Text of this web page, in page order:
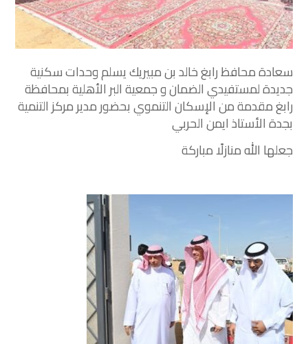
سعادة محافظ رابغ خالد بن مبيريك يسلم وحدات سكنية
جديدة لمستفيدي الضمان و ⁧‫جمعية البر الأهلية بمحافظة
رابغ‬⁩ مقدمة من ⁧‫الإسكان التنموي‬⁩ بحضور مدير مركز التنمية
بجدة الأستاذ ايمن الحربي
‏جعلها الله منازلًا مباركة